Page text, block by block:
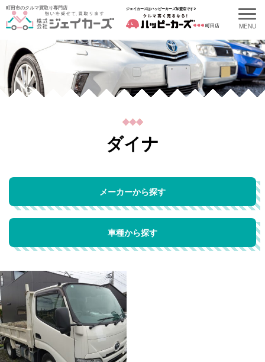
町田市のクルマ買取り専門店 ジェイカーズはハッピーカーズ加盟店です♪
町田店
ダイナ
メーカーから探す
車種から探す